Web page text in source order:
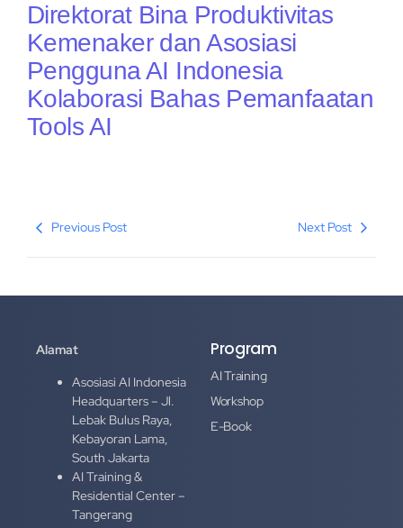
Direktorat Bina Produktivitas
Kemenaker dan Asosiasi
Pengguna AI Indonesia
Kolaborasi Bahas Pemanfaatan
Tools AI
Previous Post Next Post
Alamat
Asosiasi AI Indonesia
Headquarters – Jl.
Lebak Bulus Raya,
Kebayoran Lama,
South Jakarta
AI Training &
Residential Center –
Tangerang
Program
AI Training
Workshop
E-Book